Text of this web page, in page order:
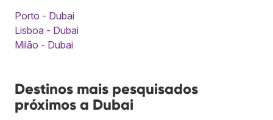
Porto - Dubai
Lisboa - Dubai
Milão - Dubai
Destinos mais pesquisados
próximos a Dubai